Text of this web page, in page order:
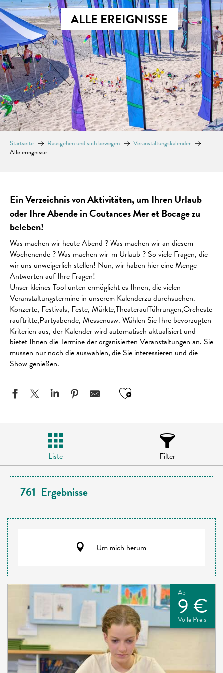
ALLE EREIGNISSE
Startseite Rausgehen und sich bewegen
Veranstaltungskalender
Alle ereignisse
Ein Verzeichnis von Aktivitäten, um Ihren Urlaub
oder Ihre Abende in Coutances Mer et Bocage zu
beleben!
Was machen wir heute Abend ? Was machen wir an diesem
Wochenende ? Was machen wir im Urlaub ? So viele Fragen, die
wir uns unweigerlich stellen! Nun, wir haben hier eine Menge
Antworten auf Ihre Fragen!
Unser kleines Tool unten ermöglicht es Ihnen, die vielen
Veranstaltungstermine in unserem Kalenderzu durchsuchen.
Konzerte, Festivals, Feste, Märkte,Theateraufführungen,Orcheste
rauftritte,Partyabende, Messenusw. Wählen Sie Ihre bevorzugten
Kriterien aus, der Kalender wird automatisch aktualisiert und
bietet Ihnen die Termine der organisierten Veranstaltungen an. Sie
müssen nur noch die auswählen, die Sie interessieren und die
Show genießen.
Ajouter aux
Liste Filter
761 Ergebnisse
Um mich herum
Ab
9 €
Volle Preis